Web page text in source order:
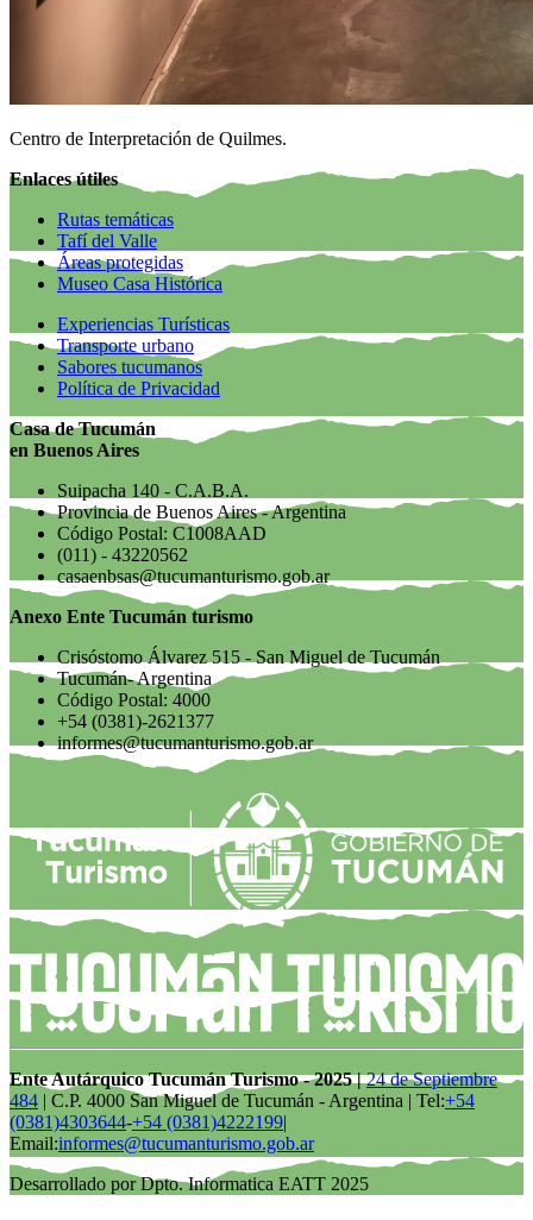
Centro de Interpretación de Quilmes.
Enlaces útiles
Rutas temáticas
Tafí del Valle
Áreas protegidas
Museo Casa Histórica
Experiencias Turísticas
Transporte urbano
Sabores tucumanos
Política de Privacidad
Casa de Tucumán
en Buenos Aires
Suipacha 140 - C.A.B.A.
Provincia de Buenos Aires - Argentina
Código Postal: C1008AAD
(011) - 43220562
casaenbsas@tucumanturismo.gob.ar
Anexo Ente Tucumán turismo
Crisóstomo Álvarez 515 - San Miguel de Tucumán
Tucumán- Argentina
Código Postal: 4000
+54 (0381)-2621377
informes@tucumanturismo.gob.ar
Ente Autárquico Tucumán Turismo - 2025 |24 de Septiembre
484 | C.P. 4000 San Miguel de Tucumán - Argentina | Tel:+54
(0381)4303644-+54 (0381)4222199|
Email:informes@tucumanturismo.gob.ar
Desarrollado por Dpto. Informatica EATT 2025